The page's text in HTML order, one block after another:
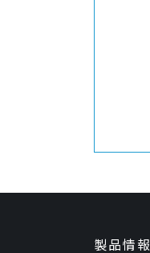
製品情報